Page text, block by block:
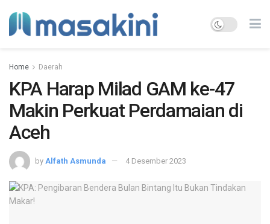
Home Daerah
KPA Harap Milad GAM ke-47
Makin Perkuat Perdamaian di
Aceh
by Alfath Asmunda 4 Desember 2023